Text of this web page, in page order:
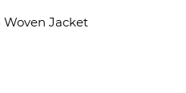
Woven Jacket